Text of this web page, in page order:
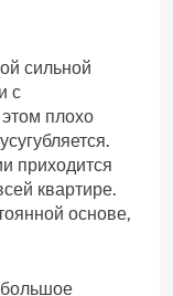
сильной
с
плохо
приходится
квартире.
основе,